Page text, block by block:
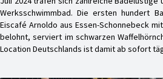
Werksschwimmbad. Die ersten hundert
Eiscafé Arnoldo aus Essen-Schonnebeck
belohnt, serviert im schwarzen
Location Deutschlands ist damit ab sofort